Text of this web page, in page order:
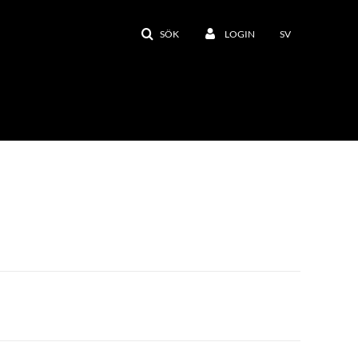
SÖK LOGIN SV